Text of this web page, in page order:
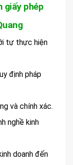
giấy phép
tự thực hiện
định pháp
và chính xác.
nghề kinh
doanh đến